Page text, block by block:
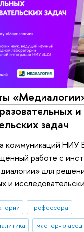
и
задач
коммуникаций НИУ
работе с
для
и
профессора
мастер-классы